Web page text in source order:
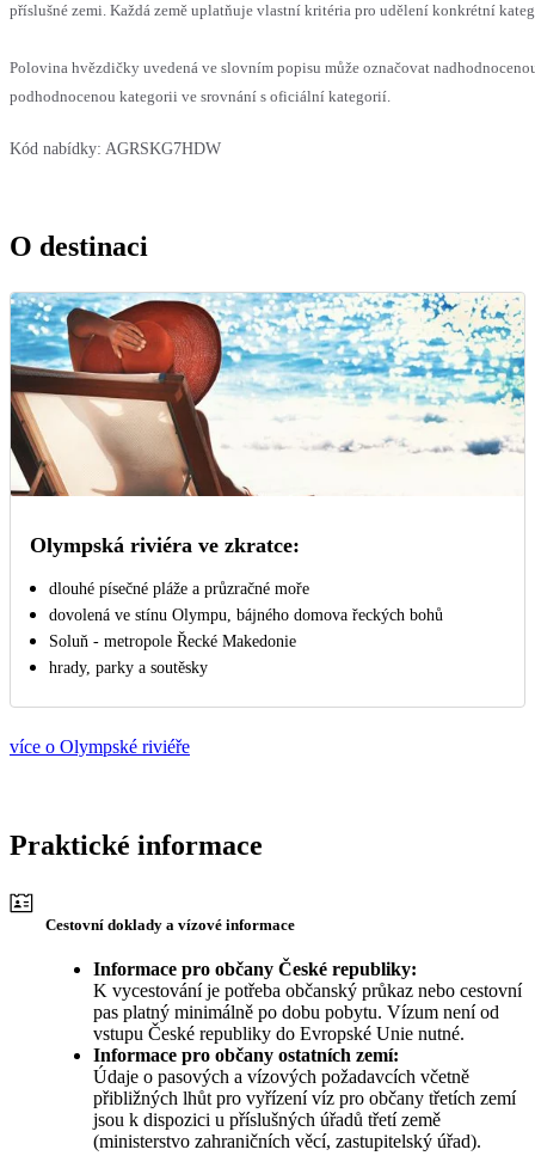
příslušné zemi. Každá země uplatňuje vlastní kritéria pro udělení konkrétní
Polovina hvězdičky uvedená ve slovním popisu může označovat
podhodnocenou kategorii ve srovnání s oficiální kategorií.
Kód nabídky: AGRSKG7HDW
O destinaci
Olympská riviéra ve zkratce:
dlouhé písečné pláže a průzračné moře
dovolená ve stínu Olympu, bájného domova řeckých bohů
Soluň - metropole Řecké Makedonie
hrady, parky a soutěsky
více o Olympské riviéře
Praktické informace
Cestovní doklady a vízové informace
Informace pro občany České republiky:
K vycestování je potřeba občanský průkaz nebo cestovní
pas platný minimálně po dobu pobytu. Vízum není od
vstupu České republiky do Evropské Unie nutné.
Informace pro občany ostatních zemí:
Údaje o pasových a vízových požadavcích včetně
přibližných lhůt pro vyřízení víz pro občany třetích zemí
jsou k dispozici u příslušných úřadů třetí země
(ministerstvo zahraničních věcí, zastupitelský úřad).